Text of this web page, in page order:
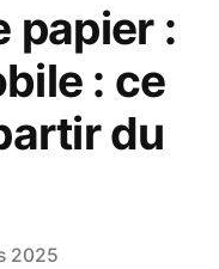
papier :
: ce
du
2025